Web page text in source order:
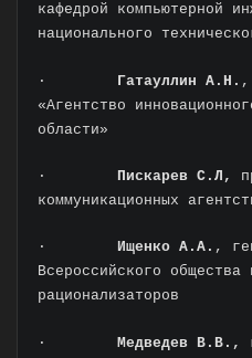
кафедрой компьютерной
национального
· Гатауллин А.Н. ,
«Агентство
области»
· Пискарев С.Л,
коммуникационных
· Ищенко А.А. ,
Всероссийского общества
рационализаторов
· Медведев В.В.,